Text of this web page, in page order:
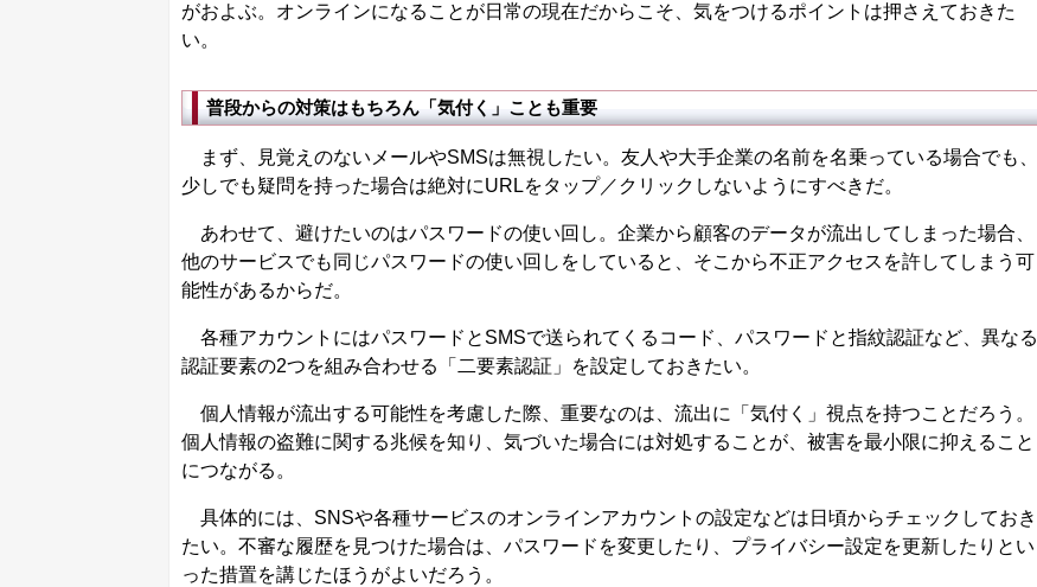
がおよぶ。オンラインになることが日常の現在だからこそ、気をつけるポイントは押さえておきた
い。
普段からの対策はもちろん「気付く」ことも重要
まず、見覚えのないメールやSMSは無視したい。友人や大手企業の名前を名乗っている場合でも、
少しでも疑問を持った場合は絶対にURLをタップ／クリックしないようにすべきだ。
あわせて、避けたいのはパスワードの使い回し。企業から顧客のデータが流出してしまった場合、
他のサービスでも同じパスワードの使い回しをしていると、そこから不正アクセスを許してしまう可
能性があるからだ。
各種アカウントにはパスワードとSMSで送られてくるコード、パスワードと指紋認証など、異なる
認証要素の2つを組み合わせる「二要素認証」を設定しておきたい。
個人情報が流出する可能性を考慮した際、重要なのは、流出に「気付く」視点を持つことだろう。
個人情報の盗難に関する兆候を知り、気づいた場合には対処することが、被害を最小限に抑えること
につながる。
具体的には、SNSや各種サービスのオンラインアカウントの設定などは日頃からチェックしておき
たい。不審な履歴を見つけた場合は、パスワードを変更したり、プライバシー設定を更新したりとい
った措置を講じたほうがよいだろう。